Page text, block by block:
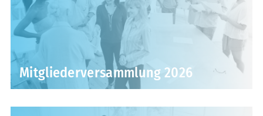
Mitgliederversammlung 2026